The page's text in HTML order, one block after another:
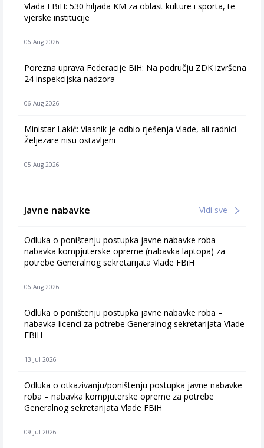
Vlada FBiH: 530 hiljada KM za oblast kulture i sporta, te
vjerske institucije
06 Aug 2026
Porezna uprava Federacije BiH: Na području ZDK izvršena
24 inspekcijska nadzora
06 Aug 2026
Ministar Lakić: Vlasnik je odbio rješenja Vlade, ali radnici
Željezare nisu ostavljeni
05 Aug 2026
Javne nabavke Vidi sve
Odluka o poništenju postupka javne nabavke roba –
nabavka kompjuterske opreme (nabavka laptopa) za
potrebe Generalnog sekretarijata Vlade FBiH
06 Aug 2026
Odluka o poništenju postupka javne nabavke roba –
nabavka licenci za potrebe Generalnog sekretarijata Vlade
FBiH
13 Jul 2026
Odluka o otkazivanju/poništenju postupka javne nabavke
roba – nabavka kompjuterske opreme za potrebe
Generalnog sekretarijata Vlade FBiH
09 Jul 2026